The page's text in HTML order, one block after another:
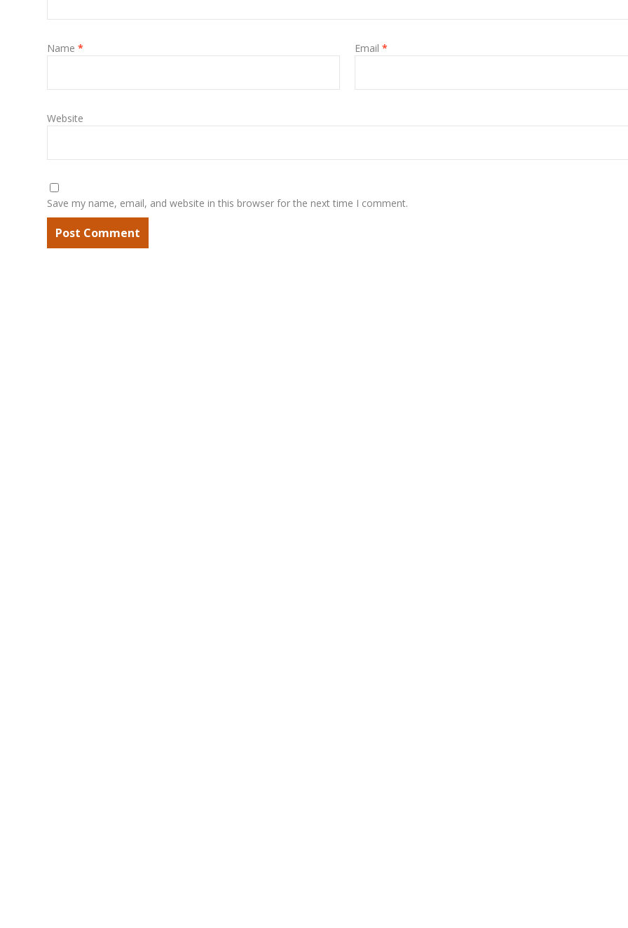
Name * Email *
Website
Save my name, email, and website in this browser for the next time I comment.